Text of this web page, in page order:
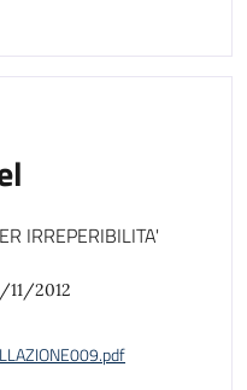
IRREPERIBILITA'
11/2012